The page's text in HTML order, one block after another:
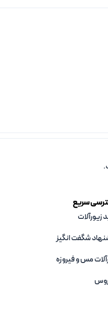
سریع
زیورآلات
شگفت انگیز
مس و فیروزه‌